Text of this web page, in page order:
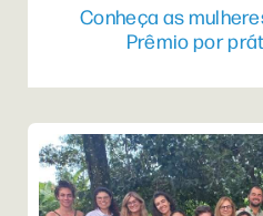
Conheça as
Prêmio por